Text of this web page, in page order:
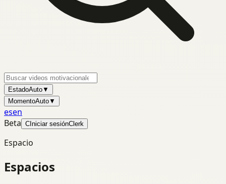
EstadoAuto▼
MomentoAuto▼
esen
Beta C Iniciar sesiónClerk
Espacio
Espacios